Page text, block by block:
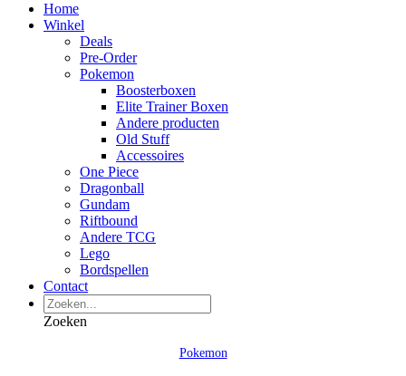
Home
Winkel
Deals
Pre-Order
Pokemon
Boosterboxen
Elite Trainer Boxen
Andere producten
Old Stuff
Accessoires
One Piece
Dragonball
Gundam
Riftbound
Andere TCG
Lego
Bordspellen
Contact
Zoeken
Pokemon